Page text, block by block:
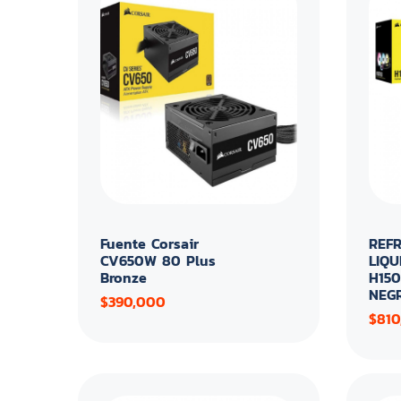
Fuente Corsair
CV650W 80 Plus
Bronze
$390,000